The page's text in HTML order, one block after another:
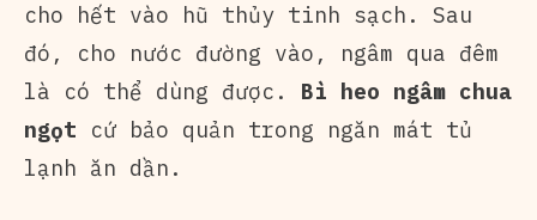
cho hết vào hũ thủy tinh sạch. Sau
đó, cho nước đường vào, ngâm qua đêm
là có thể dùng được.
Bì heo ngâm chua
ngọt cứ bảo quản trong ngăn mát tủ
lạnh ăn dần.